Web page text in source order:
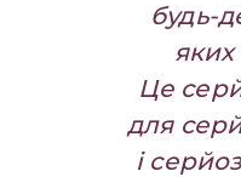
будь-
яких
Це
для
і